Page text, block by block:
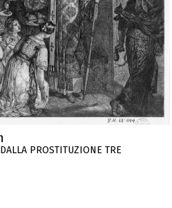
PROSTITUZIONE TRE